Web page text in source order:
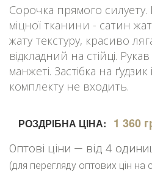
Сорочка прямого силуету.
міцної тканини - сатин
жату текстуру, красиво
відкладний на стійці.
манжеті. Застібка на
комплекту не входить.
РОЗДРІБНА ЦІНА: 1 360
Оптові ціни — від 4
(для перегляду оптових цін на